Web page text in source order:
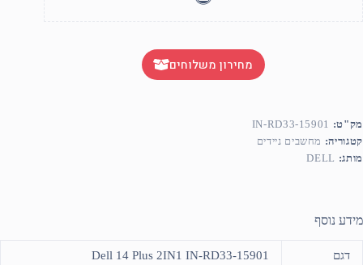
מחירון משלוחים
מק"ט: IN-RD33-15901
קטגוריה: מחשבים ניידים
מותג: DELL
מידע נוסף
דגם Dell 14 Plus 2IN1 IN-RD33-15901